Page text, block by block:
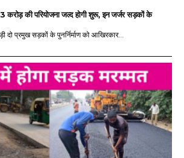
करोड़ की परियोजना जल्द होगी शुरू, इन जर्जर सड़कों के
दो प्रमुख सड़कों के पुनर्निर्माण को आखिरकार...